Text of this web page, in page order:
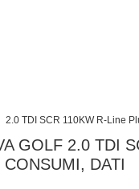
2.0 TDI SCR 110KW R-Line
GOLF 2.0 TDI
DATI